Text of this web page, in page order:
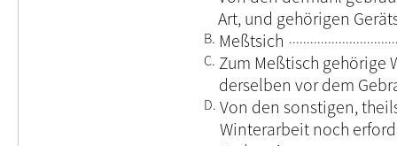
Art, und gehörigen
B. Meßtsich
C. Zum Meßtisch gehörige
derselben vor dem
D. Von den sonstigen,
Winterarbeit noch